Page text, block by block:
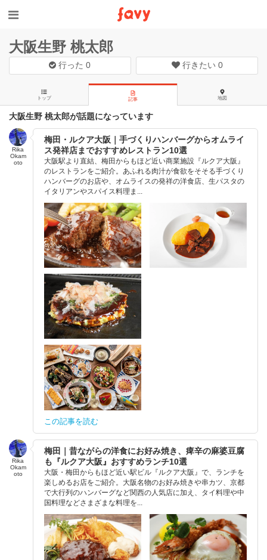
大阪生野 桃太郎
行った0 行きたい 0
トップ 記事 地図
大阪生野 桃太郎が話題になっています
Rika
Okam
oto
梅田・ルクア大阪｜手づくりハンバーグからオムライ
ス発祥店までおすすめレストラン10選
大阪駅より直結、梅田からもほど近い商業施設『ルクア大阪』
のレストランをご紹介。あふれる肉汁が食欲をそそる手づくり
ハンバーグのお店や、オムライスの発祥の洋食店、生パスタの
イタリアンやスパイス料理ま...
この記事を読む
Rika
Okam
oto
梅田｜昔ながらの洋食にお好み焼き、痺辛の麻婆豆腐
も『ルクア大阪』おすすめランチ10選
大阪・梅田からもほど近い駅ビル『ルクア大阪』で、ランチを
楽しめるお店をご紹介。大阪名物のお好み焼きや串カツ、京都
で大行列のハンバーグなど関西の人気店に加え、タイ料理や中
国料理などさまざまな料理を...